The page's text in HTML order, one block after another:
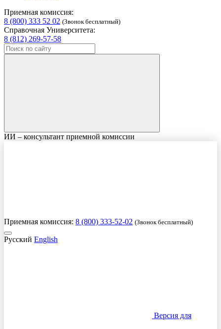
Приемная комиссия:
8 (800) 333 52 02 (Звонок бесплатный)
Справочная Университета:
8 (812) 269-57-58
ИИ – консультант приемной комиссии
Приемная комиссия: 8 (800) 333-52-02 (Звонок бесплатный)
Русский English
Версия для